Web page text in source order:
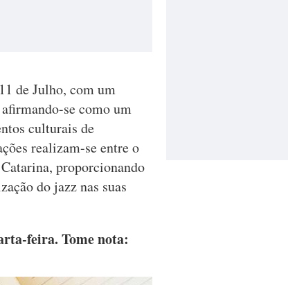
de Julho, com um
se como um
culturais de
realizam-se entre o
proporcionando
do jazz nas suas
feira. Tome nota: